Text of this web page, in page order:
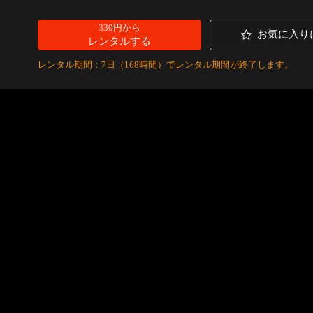
330円から
レンタルする
お気に入り
レンタル期間：7日（168時間）でレンタル期間が終了します。